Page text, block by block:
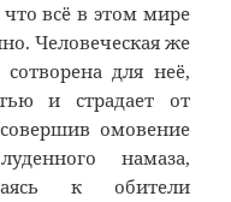
всё в этом мире
Человеческая же
для неё,
и страдает от
омовение
намаза,
к обители